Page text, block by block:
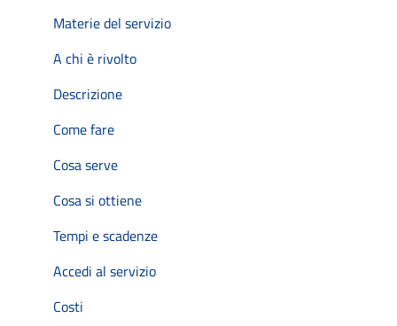
Materie del servizio
A chi è rivolto
Descrizione
Come fare
Cosa serve
Cosa si ottiene
Tempi e scadenze
Accedi al servizio
Costi